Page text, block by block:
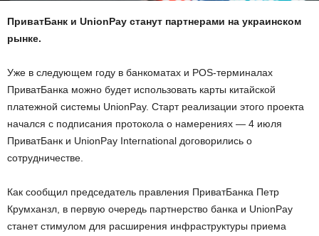
ПриватБанк и UnionPay станут партнерами на украинском
рынке.
Уже в следующем году в банкоматах и POS-терминалах
ПриватБанка можно будет использовать карты китайской
платежной системы UnionPay. Старт реализации этого проекта
начался с подписания протокола о намерениях — 4 июля
ПриватБанк и UnionPay International договорились о
сотрудничестве.
Как сообщил председатель правления ПриватБанка Петр
Крумханзл, в первую очередь партнерство банка и UnionPay
станет стимулом для расширения инфраструктуры приема